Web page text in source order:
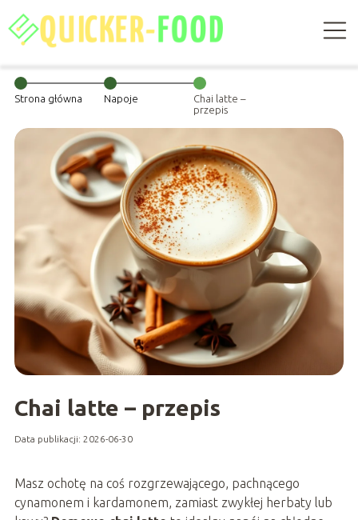
Strona główna Napoje
Chai latte –
przepis
Chai latte – przepis
Data publikacji: 2026-06-30
Masz ochotę na coś rozgrzewającego, pachnącego
cynamonem i kardamonem, zamiast zwykłej herbaty lub